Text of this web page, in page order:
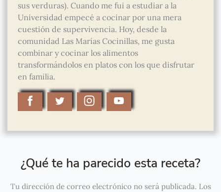
sus verduras). Cuando me fui a estudiar a la
Universidad empecé a cocinar por una mera
cuestión de supervivencia. Hoy, desde la
comunidad Las Marías Cocinillas, me gusta
combinar y cocinar los alimentos
transformándolos en platos con los que disfrutar
en familia.
¿Qué te ha parecido esta receta?
Tu dirección de correo electrónico no será publicada. Los